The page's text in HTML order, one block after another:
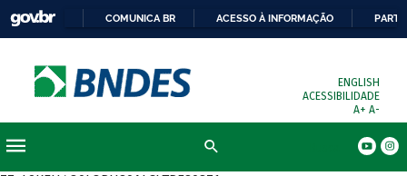
COMUNICA BR ACESSO À INFORMAÇÃO
ENGLISH
ACESSIBILIDADE
A+ A-